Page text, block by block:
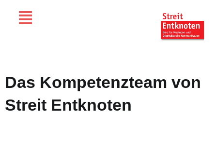
Das Kompetenzteam von
Streit Entknoten